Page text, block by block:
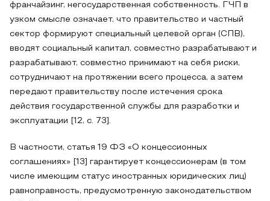
франчайзинг, негосударственная собственность. ГЧП в
узком смысле означает, что правительство и частный
сектор формируют специальный целевой орган (СПВ),
вводят социальный капитал, совместно разрабатывают и
разрабатывают, совместно принимают на себя риски,
сотрудничают на протяжении всего процесса, а затем
передают правительству после истечения срока
действия государственной службы для разработки и
эксплуатации [12, с. 73].
В частности, статья 19 ФЗ «О концессионных
соглашениях» [13] гарантирует концессионерам (в том
числе имеющим статус иностранных юридических лиц)
равноправность, предусмотренную законодательством